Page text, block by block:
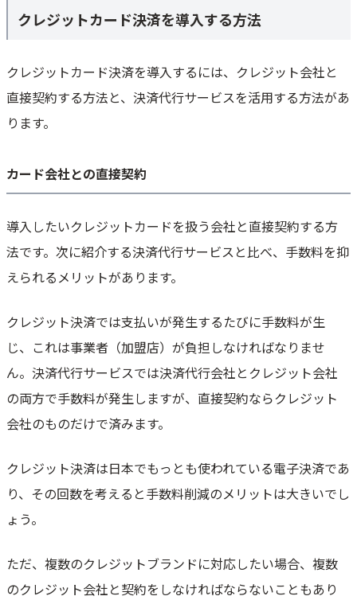
リピーターを獲得しやすい
クレジットカード決済を導入する方法
クレジットカード決済を導入するには、クレジット会社と
直接契約する方法と、決済代行サービスを活用する方法があ
ります。
カード会社との直接契約
導入したいクレジットカードを扱う会社と直接契約する方
法です。次に紹介する決済代行サービスと比べ、手数料を抑
えられるメリットがあります。
クレジット決済では支払いが発生するたびに手数料が生
じ、これは事業者（加盟店）が負担しなければなりませ
ん。決済代行サービスでは決済代行会社とクレジット会社
の両方で手数料が発生しますが、直接契約ならクレジット
会社のものだけで済みます。
クレジット決済は日本でもっとも使われている電子決済であ
り、その回数を考えると手数料削減のメリットは大きいでし
ょう。
ただ、複数のクレジットブランドに対応したい場合、複数
のクレジット会社と契約をしなければならないこともあり